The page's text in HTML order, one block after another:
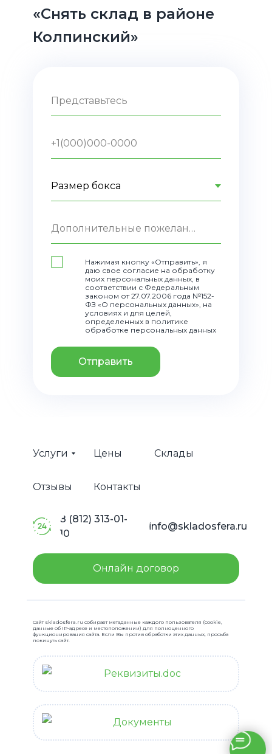
«Cнять склад в районе
Колпинский»
Представьтесь
+1(000)000-0000
Дополнительные пожелания
Нажимая кнопку «Отправить», я
даю свое согласие на обработку
моих персональных данных, в
соответствии с Федеральным
законом от 27.07.2006 года №152-
ФЗ «О персональных данных», на
условиях и для целей,
определенных в политике
обработке персональных данных
Отправить
Услуги Цены Склады
Отзывы Контакты
Онлайн договор
8 (812) 313-01-
10
info@skladosfera.ru
Реквизиты.doc
Документы
Сайт skladosfera.ru собирает метаданные каждого пользователя (cookie,
данные об IP-адресе и местоположении) для полноценного
функционирования сайта. Если Вы против обработки этих данных, просьба
покинуть сайт.